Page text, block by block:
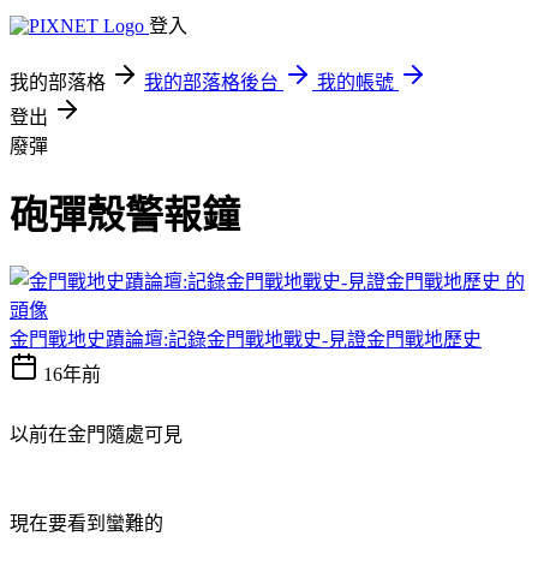
登入
我的部落格 我的部落格後台
我的帳號
登出
廢彈
砲彈殼警報鐘
金門戰地史蹟論壇:記錄金門戰地戰史-見證金門戰地歷史
16年前
以前在金門隨處可見
現在要看到蠻難的